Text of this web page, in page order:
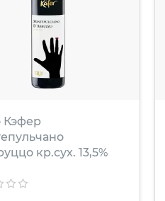
Кэфер
кр.сух. 13,5%